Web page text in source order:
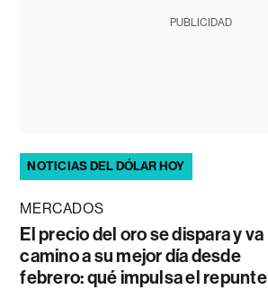
PUBLICIDAD
NOTICIAS DEL DÓLAR HOY
MERCADOS
El precio del oro se dispara y va
camino a su mejor día desde
febrero: qué impulsa el repunte